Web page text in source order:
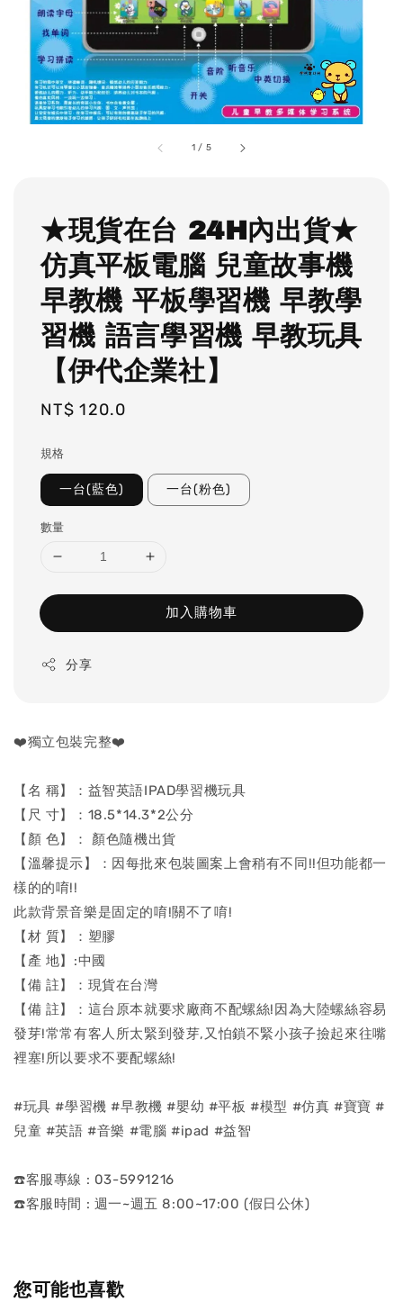
1 / 5
★現貨在台 24H內出貨★
仿真平板電腦 兒童故事機
早教機 平板學習機 早教學
習機 語言學習機 早教玩具
【伊代企業社】
Regular
NT$ 120.0
規格
一台(藍色) 一台(粉色)
數量
加入購物車
分享
❤️獨立包裝完整❤️
【名 稱】：益智英語IPAD學習機玩具
【尺 寸】：18.5*14.3*2公分
【顏 色】： 顏色隨機出貨
【溫馨提示】：因每批來包裝圖案上會稍有不同!!但功能都一
樣的的唷!!
此款背景音樂是固定的唷!關不了唷!
【材 質】：塑膠
【產 地】:中國
【備 註】：現貨在台灣
【備 註】：這台原本就要求廠商不配螺絲!因為大陸螺絲容易
發芽!常常有客人所太緊到發芽,又怕鎖不緊小孩子撿起來往嘴
裡塞!所以要求不要配螺絲!
#玩具 #學習機 #早教機 #嬰幼 #平板 #模型 #仿真 #寶寶 #
兒童 #英語 #音樂 #電腦 #ipad #益智
☎️客服專線 : 03-5991216
☎️客服時間 : 週一~週五 8:00~17:00 (假日公休)
您可能也喜歡